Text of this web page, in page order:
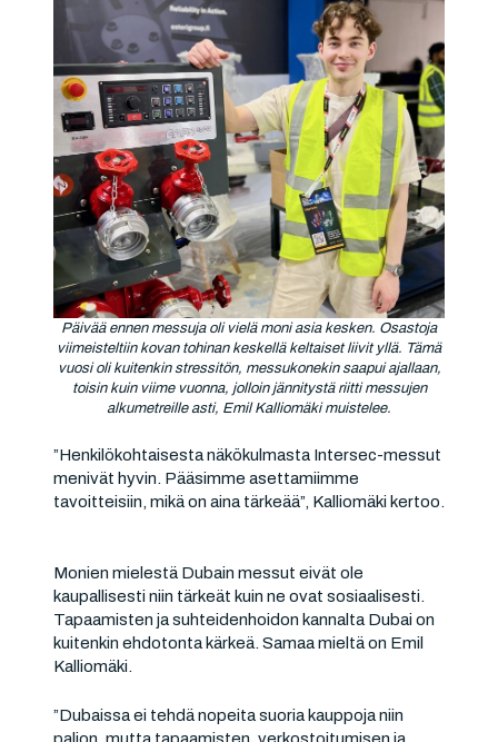
Päivää ennen messuja oli vielä moni asia kesken. Osastoja
viimeisteltiin kovan tohinan keskellä keltaiset liivit yllä. Tämä
vuosi oli kuitenkin stressitön, messukonekin saapui ajallaan,
toisin kuin viime vuonna, jolloin jännitystä riitti messujen
alkumetreille asti, Emil Kalliomäki muistelee.
”Henkilökohtaisesta näkökulmasta Intersec-messut
menivät hyvin. Pääsimme asettamiimme
tavoitteisiin, mikä on aina tärkeää”, Kalliomäki kertoo.
Monien mielestä Dubain messut eivät ole
kaupallisesti niin tärkeät kuin ne ovat sosiaalisesti.
Tapaamisten ja suhteidenhoidon kannalta Dubai on
kuitenkin ehdotonta kärkeä. Samaa mieltä on Emil
Kalliomäki.
”Dubaissa ei tehdä nopeita suoria kauppoja niin
paljon, mutta tapaamisten, verkostoitumisen ja